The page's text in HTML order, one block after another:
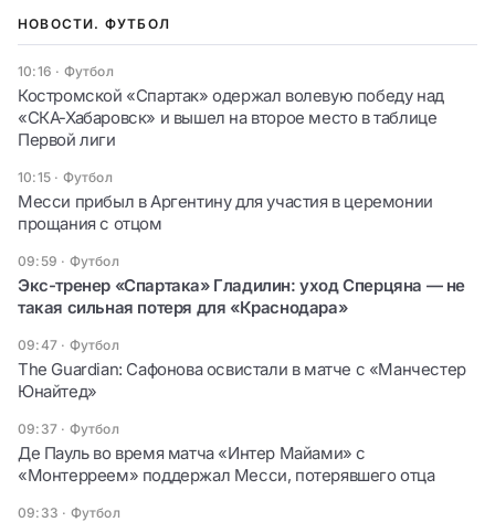
НОВОСТИ. ФУТБОЛ
10:16 · Футбол
Костромской «Спартак» одержал волевую победу над
«СКА-Хабаровск» и вышел на второе место в таблице
Первой лиги
10:15 · Футбол
Месси прибыл в Аргентину для участия в церемонии
прощания с отцом
09:59 · Футбол
Экс-тренер «Спартака» Гладилин: уход Сперцяна — не
такая сильная потеря для «Краснодара»
09:47 · Футбол
The Guardian: Сафонова освистали в матче с «Манчестер
Юнайтед»
09:37 · Футбол
Де Пауль во время матча «Интер Майами» с
«Монтерреем» поддержал Месси, потерявшего отца
09:33 · Футбол